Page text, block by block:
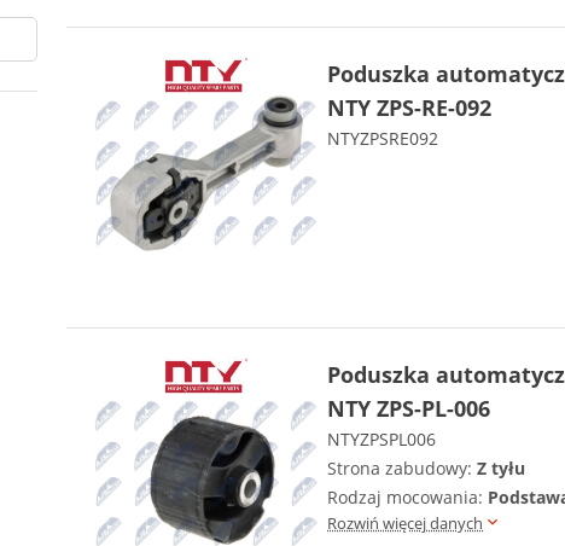
Poduszka
NTY ZPS-RE-092
NTYZPSRE092
Poduszka
NTY ZPS-PL-006
NTYZPSPL006
Strona zabudowy: Z tyłu
Rodzaj mocowania:
Rozwiń więcej danych